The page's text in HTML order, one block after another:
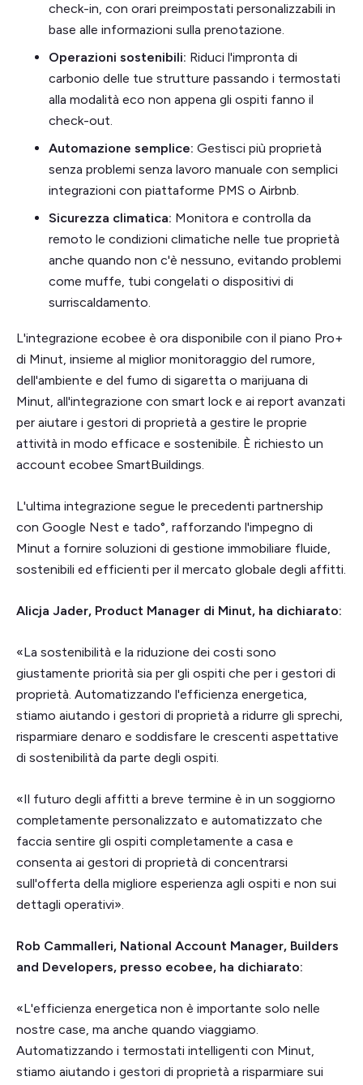
check-in, con orari preimpostati personalizzabili in
base alle informazioni sulla prenotazione.
Operazioni sostenibili: Riduci l'impronta di
carbonio delle tue strutture passando i termostati
alla modalità eco non appena gli ospiti fanno il
check-out.
Automazione semplice: Gestisci più proprietà
senza problemi senza lavoro manuale con semplici
integrazioni con piattaforme PMS o Airbnb.
Sicurezza climatica: Monitora e controlla da
remoto le condizioni climatiche nelle tue proprietà
anche quando non c'è nessuno, evitando problemi
come muffe, tubi congelati o dispositivi di
surriscaldamento.
L'integrazione ecobee è ora disponibile con il piano Pro+
di Minut, insieme al miglior monitoraggio del rumore,
dell'ambiente e del fumo di sigaretta o marijuana di
Minut, all'integrazione con smart lock e ai report avanzati
per aiutare i gestori di proprietà a gestire le proprie
attività in modo efficace e sostenibile. È richiesto un
account ecobee SmartBuildings.
L'ultima integrazione segue le precedenti partnership
con Google Nest e tado°, rafforzando l'impegno di
Minut a fornire soluzioni di gestione immobiliare fluide,
sostenibili ed efficienti per il mercato globale degli affitti.
Alicja Jader, Product Manager di Minut, ha dichiarato:
«La sostenibilità e la riduzione dei costi sono
giustamente priorità sia per gli ospiti che per i gestori di
proprietà. Automatizzando l'efficienza energetica,
stiamo aiutando i gestori di proprietà a ridurre gli sprechi,
risparmiare denaro e soddisfare le crescenti aspettative
di sostenibilità da parte degli ospiti.
«Il futuro degli affitti a breve termine è in un soggiorno
completamente personalizzato e automatizzato che
faccia sentire gli ospiti completamente a casa e
consenta ai gestori di proprietà di concentrarsi
sull'offerta della migliore esperienza agli ospiti e non sui
dettagli operativi».
Rob Cammalleri, National Account Manager, Builders
and Developers, presso ecobee, ha dichiarato:
«L'efficienza energetica non è importante solo nelle
nostre case, ma anche quando viaggiamo.
Automatizzando i termostati intelligenti con Minut,
stiamo aiutando i gestori di proprietà a risparmiare sui